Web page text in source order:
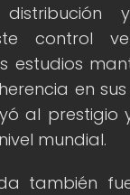
distribución
control
estudios
en
al prestigio
mundial.
también